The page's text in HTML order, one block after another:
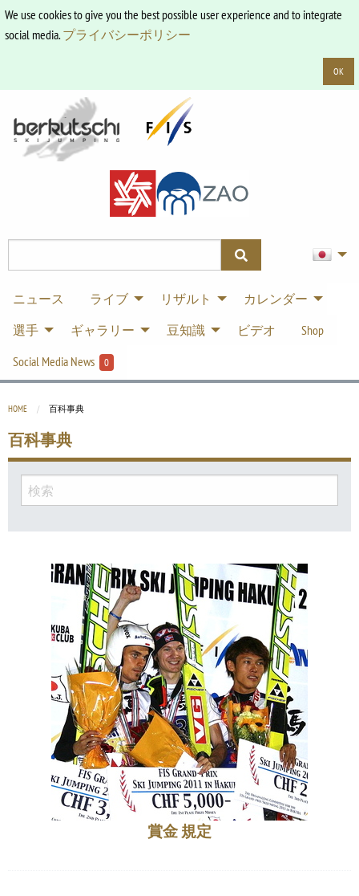
We use cookies to give you the best possible user experience and to integrate
social media.プライバシーポリシー
OK
ニュース ライブ リザルト
カレンダー
選手
ギャラリー 豆知識 ビデオ
Shop
Social Media News
0
HOME CURRENT:
百科事典
百科事典
賞金 規定